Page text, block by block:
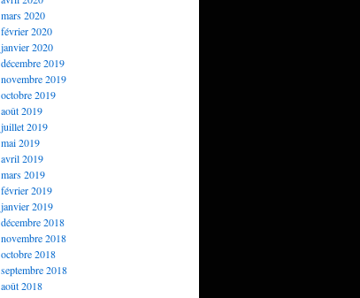
mars 2020
février 2020
janvier 2020
décembre 2019
novembre 2019
octobre 2019
août 2019
juillet 2019
mai 2019
avril 2019
mars 2019
février 2019
janvier 2019
décembre 2018
novembre 2018
octobre 2018
septembre 2018
août 2018